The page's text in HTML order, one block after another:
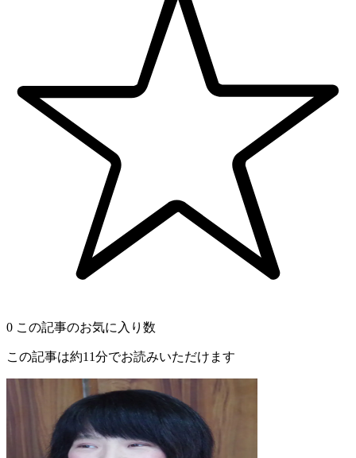
0 この記事のお気に入り数
この記事は約11分でお読みいただけます